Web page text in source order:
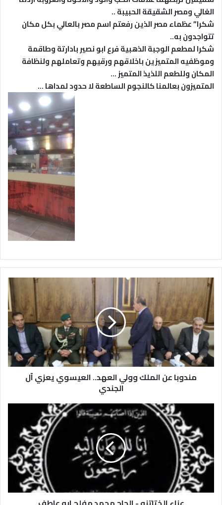
الغالي ومصر الشقيقة الحبيبة ..
شكرا” عظماء مصر الذين رفعتم اسم مصر بالعالي بكل مكان
تتواجدون به..
شكرا لمطعم الوجبة الذهبية فرع ابو نصير بادارتة وطاقمة
وموظفيه المتميزين باخلاقهم ورقيهم وتعاملهم ولنظافة
المكان وللطعم اللذيذ المتميز …
المتميزون بعالمنا كالنجوم الساطعة لا حدود لمداها …
م
ن
د
و
ب
ا
ع
ن
ا
ك
ا
ه
مندوبا عن الملك وولي العهد.. العيسوي يعزي آل
الجندي
ل
ا